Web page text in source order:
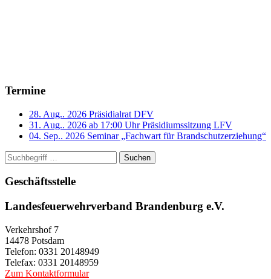
Termine
28. Aug.. 2026 Präsidialrat DFV
31. Aug.. 2026 ab 17:00 Uhr Präsidiumssitzung LFV
04. Sep.. 2026 Seminar „Fachwart für Brandschutzerziehung“
Suchen
Geschäftsstelle
Landesfeuerwehrverband Brandenburg e.V.
Verkehrshof 7
14478 Potsdam
Telefon: 0331 20148949
Telefax: 0331 20148959
Zum Kontaktformular